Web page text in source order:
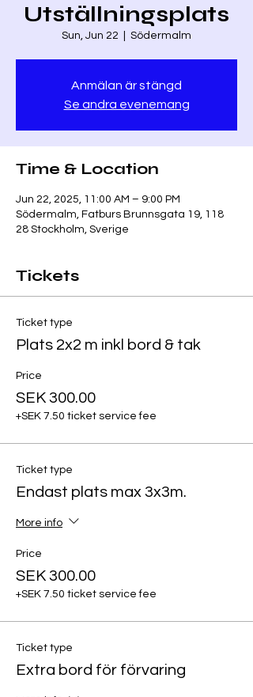
Utställningsplats
Sun, Jun 22 Södermalm
Anmälan är stängd
Se andra evenemang
Time & Location
Jun 22, 2025, 11:00 AM – 9:00 PM
Södermalm, Fatburs Brunnsgata 19, 118
28 Stockholm, Sverige
Tickets
Ticket type
Plats 2x2 m inkl bord & tak
Price
SEK 300.00
+SEK 7.50 ticket service fee
Ticket type
Endast plats max 3x3m.
More info
Price
SEK 300.00
+SEK 7.50 ticket service fee
Ticket type
Extra bord för förvaring